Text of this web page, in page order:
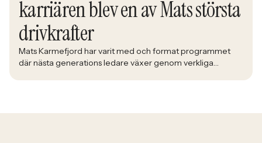
karriären blev en av Mats största
drivkrafter
Mats Karmefjord har varit med och format programmet
där nästa generations ledare växer genom verkliga